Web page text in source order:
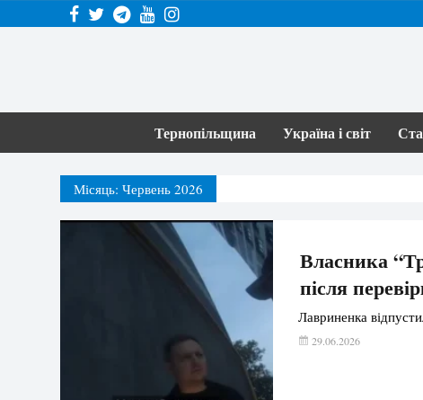
Тернопільщина Україна і світ
Місяць: Червень 2026
Власника
після
Лавриненка
29.06.2026